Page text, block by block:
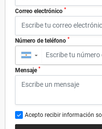
Correo electrónico *
Número de teléfono *
▼
Mensaje *
Acepto recibir información